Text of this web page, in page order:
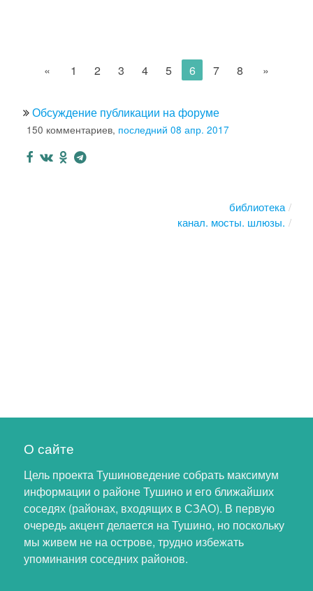
« 1 2 3 4 5 6 7 8 »
Обсуждение публикации на форуме
150 комментариев, последний 08 апр. 2017
библиотека
канал. мосты. шлюзы.
О сайте
Цель проекта Тушиноведение собрать максимум
информации о районе Тушино и его ближайших
соседях (районах, входящих в СЗАО). В первую
очередь акцент делается на Тушино, но поскольку
мы живем не на острове, трудно избежать
упоминания соседних районов.